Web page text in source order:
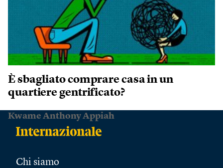
È sbagliato comprare casa in un
quartiere gentrificato?
Kwame Anthony Appiah
Chi siamo